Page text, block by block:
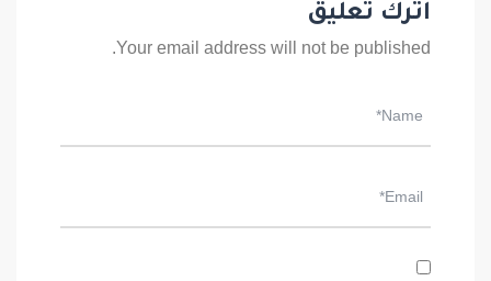
اترك تعليق
Your email address will not be published.